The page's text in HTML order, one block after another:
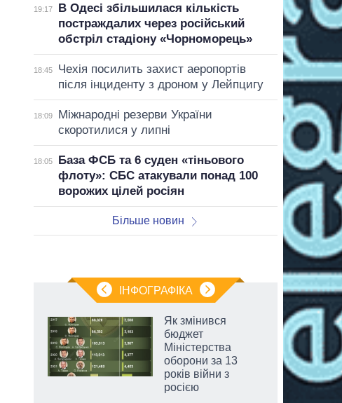
19:17
В Одесі збільшилася кількість
постраждалих через російський
обстріл стадіону «Чорноморець»
18:45
Чехія посилить захист аеропортів
після інциденту з дроном у Лейпцигу
18:09
Міжнародні резерви України
скоротилися у липні
18:05
База ФСБ та 6 суден «тіньового
флоту»: СБС атакували понад 100
ворожих цілей росіян
Більше новин
ІНФОГРАФІКА
Як змінився
бюджет
Міністерства
оборони за 13
років війни з
росією